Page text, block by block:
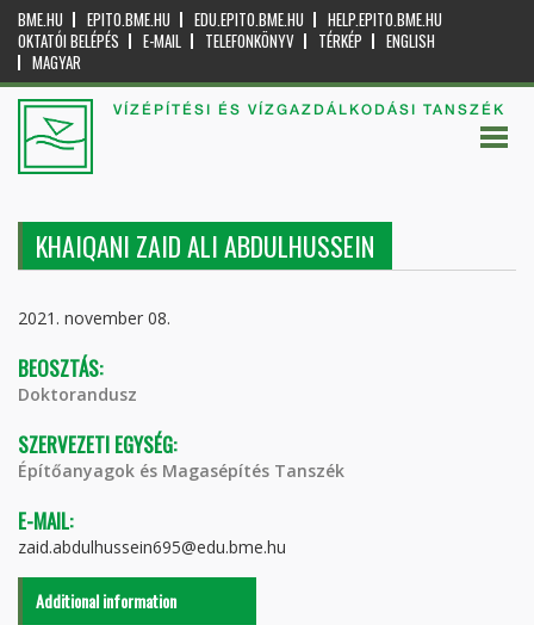
BME.HU EPITO.BME.HU EDU.EPITO.BME.HU
HELP.EPITO.BME.HU
OKTATÓI BELÉPÉS
E-MAIL TELEFONKÖNYV TÉRKÉP
ENGLISH
MAGYAR
VÍZÉPÍTÉSI ÉS VÍZGAZDÁLKODÁSI TANSZÉK
KHAIQANI ZAID ALI ABDULHUSSEIN
2021. november 08.
BEOSZTÁS:
Doktorandusz
SZERVEZETI EGYSÉG:
Építőanyagok és Magasépítés Tanszék
E-MAIL:
zaid.abdulhussein695@edu.bme.hu
Additional information